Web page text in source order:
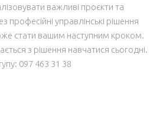
працювати, а впливати на
важливі проєкти та
професійні управлінські рішення
097 463 31 38